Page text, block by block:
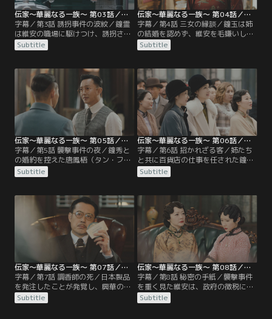
伝家～華麗なる一族～ 第03話／字幕
字幕／第3話 誘拐事件の波紋／鐘霊
は維安の職場に駆けつけ、誘拐され
た妹の鐘玉を助けてほしいと懇願す
る。維安は易家が政府の不興を買っ
いると疑う。一方、鐘玉を拘束して
いた誘拐犯は、自分が仲間から見捨
てられたと知り、鐘玉を海に落とし
て逃走してしまう。自力で陸へと上
がった鐘玉は、偶然出会った男に助
けられるが…。
Subtitle
伝家～華麗なる一族～ 第04話／字幕
字幕／第4話 三女の縁談／鐘玉は姉
の結婚を認めず、維安を毛嫌いして
いたが、誘拐事件を解決してもらっ
たことで態度を改める。そんな鐘玉
語り、いかに妻を想っているかを語
る。そんな中、興華は妻の黄瑩如
（ホアン・インルー）に、三女の鐘
秀（ジョンシウ）に来た縁談につい
て相談する。
Subtitle
伝家～華麗なる一族～ 第05話／字幕
字幕／第5話 襲撃事件の夜／鐘秀と
の婚約を控えた唐鳳梧（タン・フォ
ンウー）が易家に滞在することに。
鳳梧は維安とも意気投合して一同で
華が帰宅しない。すると維安に租界
で襲撃事件があったと報告が入る。
襲われたのは興華のいるビルだった
が、興華はある青年に命を救われて
いた。鐘玉は青年が誘拐犯だと気づ
Subtitle
伝家～華麗なる一族～ 第06話／字幕
字幕／第6話 招かれざる客／姉たち
と共に百貨店の仕事を任された鐘秀
は、友人である劉清芬（リウ・チン
フェン）の協力で集客のためのダン
ある易寄徳（イー・ジードー）は、
3姉妹を経営から追い出そうと企
み、偽のクレーム客を送り込むが、
鐘霊にうまく対処されてしまう。3
姉妹は無事に初出勤を終えるが、そ
の午後…。
Subtitle
伝家～華麗なる一族～ 第07話／字幕
字幕／第7話 調香師の死／日本製品
を発注したことが発覚し、興華の逆
鱗に触れた鐘玉。寄徳と副社長の王
本初（ワン・ベンチュー）が仕組ん
Subtitle
伝家～華麗なる一族～ 第08話／字幕
字幕／第8話 秘密の手紙／襲撃事件
を重く見た維安は、政府の徴税に抵
抗する興華の身を案じ、政治に干渉
しないよう再三説得する。一方、鐘
Subtitle